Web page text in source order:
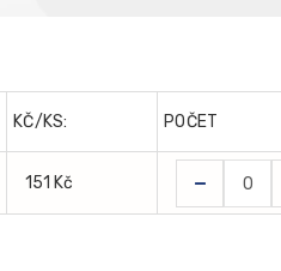
KČ/KS: POČET
151 Kč -